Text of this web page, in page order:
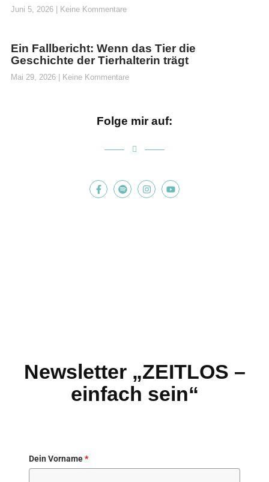
Juni 5, 2026 Keine Kommentare
Ein Fallbericht: Wenn das Tier die
Geschichte der Tierhalterin trägt
Mai 29, 2026 Keine Kommentare
Folge mir auf:
Newsletter „ZEITLOS –
einfach sein“
Dein Vorname*